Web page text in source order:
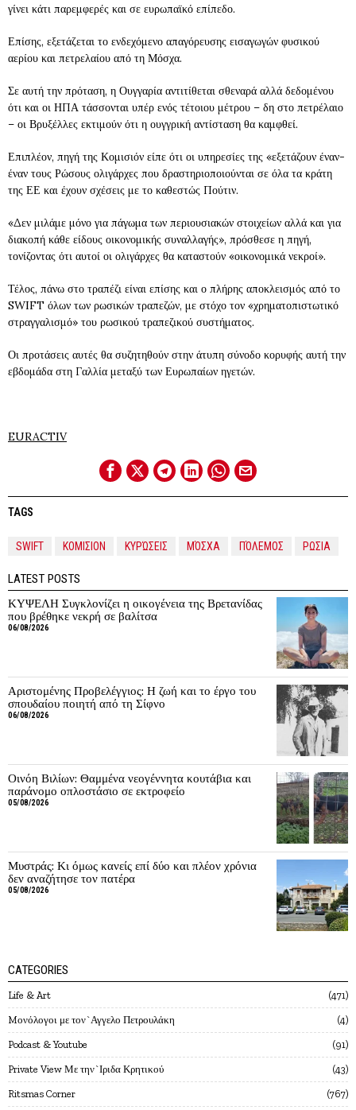
γίνει κάτι παρεμφερές και σε ευρωπαϊκό επίπεδο.
Επίσης, εξετάζεται το ενδεχόμενο απαγόρευσης εισαγωγών φυσικού
αερίου και πετρελαίου από τη Μόσχα.
Σε αυτή την πρόταση, η Ουγγαρία αντιτίθεται σθεναρά αλλά δεδομένου
ότι και οι ΗΠΑ τάσσονται υπέρ ενός τέτοιου μέτρου – δη στο πετρέλαιο
– οι Βρυξέλλες εκτιμούν ότι η ουγγρική αντίσταση θα καμφθεί.
Επιπλέον, πηγή της Κομισιόν είπε ότι οι υπηρεσίες της «εξετάζουν έναν-
έναν τους Ρώσους ολιγάρχες που δραστηριοποιούνται σε όλα τα κράτη
της ΕΕ και έχουν σχέσεις με το καθεστώς Πούτιν.
«Δεν μιλάμε μόνο για πάγωμα των περιουσιακών στοιχείων αλλά και για
διακοπή κάθε είδους οικονομικής συναλλαγής», πρόσθεσε η πηγή,
τονίζοντας ότι αυτοί οι ολιγάρχες θα καταστούν «οικονομικά νεκροί».
Τέλος, πάνω στο τραπέζι είναι επίσης και ο πλήρης αποκλεισμός από το
SWIFT όλων των ρωσικών τραπεζών, με στόχο τον «χρηματοπιστωτικό
στραγγαλισμό» του ρωσικού τραπεζικού συστήματος.
Οι προτάσεις αυτές θα συζητηθούν στην άτυπη σύνοδο κορυφής αυτή την
εβδομάδα στη Γαλλία μεταξύ των Ευρωπαίων ηγετών.
EURACTIV
TAGS
SWIFT ΚΟΜΙΣΙΟΝ ΚΥΡΏΣΕΙΣ ΜΌΣΧΑ ΠΌΛΕΜΟΣ ΡΩΣΙΑ
LATEST POSTS
ΚΥΨΕΛΗ Συγκλονίζει η οικογένεια της Βρετανίδας
που βρέθηκε νεκρή σε βαλίτσα
06/08/2026
Αριστομένης Προβελέγγιος: Η ζωή και το έργο του
σπουδαίου ποιητή από τη Σίφνο
06/08/2026
Οινόη Βιλίων: Θαμμένα νεογέννητα κουτάβια και
παράνομο οπλοστάσιο σε εκτροφείο
05/08/2026
Μυστράς: Κι όμως κανείς επί δύο και πλέον χρόνια
δεν αναζήτησε τον πατέρα
05/08/2026
CATEGORIES
Life & Art 471
Mονόλογοι με τον`Αγγελο Πετρουλάκη 4
Podcast & Youtube 91
Private View Με την`Ιριδα Κρητικού 43
Ritsmas Corner 767